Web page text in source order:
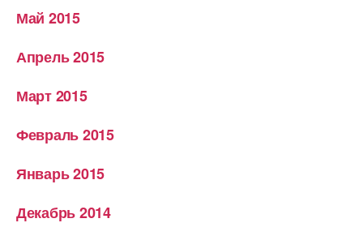
Май 2015
Апрель 2015
Март 2015
Февраль 2015
Январь 2015
Декабрь 2014